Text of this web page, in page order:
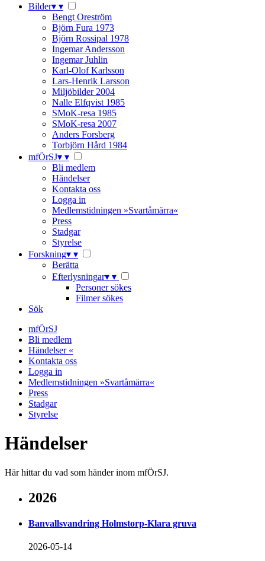
Bilder▾ ▾
Bengt Oreström
Björn Fura 1973
Björn Rossipal 1978
Ingemar Andersson
Ingemar Juhlin
Karl-Olof Karlsson
Lars-Henrik Larsson
Miljöbilder 2004
Nalle Elfqvist 1985
SMoK-resa 1985
SMoK-resa 2007
Anders Forsberg
Torbjörn Hård 1984
mfÖrSJ▾ ▾
Bli medlem
Händelser
Kontakta oss
Logga in
Medlemstidningen »Svartåmärra«
Press
Stadgar
Styrelse
Forskning▾ ▾
Berätta
Efterlysningar▾ ▾
Personer sökes
Filmer sökes
Sök
mfÖrSJ
Bli medlem
Händelser «
Kontakta oss
Logga in
Medlemstidningen »Svartåmärra«
Press
Stadgar
Styrelse
Händelser
Här hittar du vad som händer inom mfÖrSJ.
2026
Banvallsvandring Holmstorp-Klara gruva
2026-05-14